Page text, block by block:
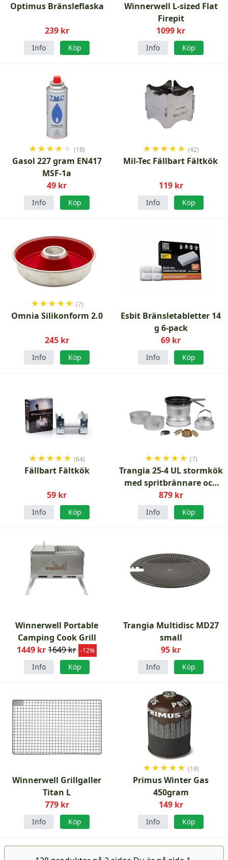
Optimus Bränsleflaska
239 kr
Info Köp
Winnerwell L-sized Flat
Firepit
1099 kr
Info Köp
★★★★ ★ (18)
Gasol 227 gram EN417
MSF-1a
49 kr
Info Köp
★★★★★ (42)
Mil-Tec Fällbart Fältkök
119 kr
Info Köp
★★★★★ (7)
Omnia Silikonform 2.0
245 kr
Info Köp
Esbit Bränsletabletter 14
g 6-pack
69 kr
Info Köp
★★★★★ (64)
Fällbart Fältkök
59 kr
Info Köp
★★★★★ (7)
Trangia 25-4 UL stormkök
med spritbrännare och
kaffepanna
879 kr
Info Köp
Winnerwell Portable
Camping Cook Grill
1449 kr 1649 kr -12%
Info Köp
Trangia Multidisc MD27
small
95 kr
Info Köp
Winnerwell Grillgaller
Titan L
779 kr
Info Köp
★★★★★ (19)
Primus Winter Gas
450gram
149 kr
Info Köp